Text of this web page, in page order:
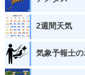
2週間天気
気象予報士